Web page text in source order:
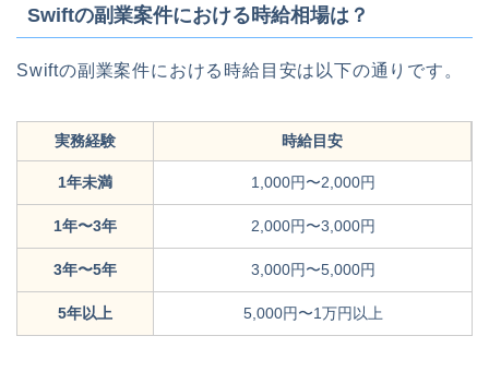
Swiftの副業案件における時給相場は？
Swiftの副業案件における時給目安は以下の通りです。
実務経験 時給目安
1年未満 1,000円〜2,000円
1年〜3年 2,000円〜3,000円
3年〜5年 3,000円〜5,000円
5年以上 5,000円〜1万円以上